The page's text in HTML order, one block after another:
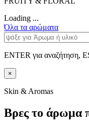
Loading ...
Όλα τα αρώματα
ENTER για αναζήτηση,
×
Skin & Aromas
Βρες το άρωμα